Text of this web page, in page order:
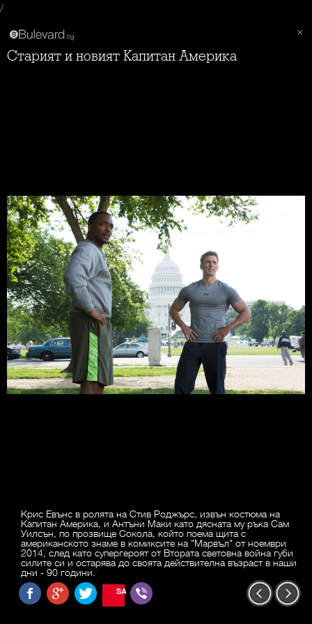
/
Старият и новият Капитан Америка
Крис Евънс в ролята на Стив Роджърс, извън костюма на
Капитан Америка, и Антъни Маки като дясната му ръка Сам
Уилсън, по прозвище Сокола, който поема щита с
американското знаме в комиксите на "Марвъл" от ноември
2014, след като супергероят от Втората световна война губи
силите си и остарява до своята действителна възраст в наши
дни - 90 години.
SAVE